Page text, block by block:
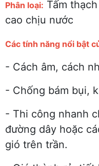
Phân loại: Tấm
cao chịu nước
Các tính năng nổi bật
- Cách âm, cách
- Chống bám bụi,
- Thi công nhanh
đường dây hoặc
gió trên trần.